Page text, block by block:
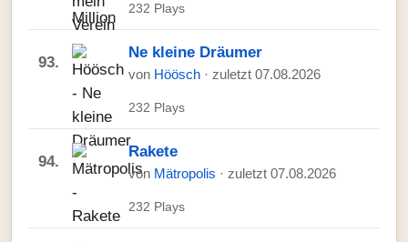
232 Plays
93.
Ne kleine Dräumer
von Höösch · zuletzt 07.08.2026
232 Plays
94.
Rakete
von Mätropolis · zuletzt 07.08.2026
232 Plays